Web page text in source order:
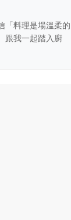
「料理是場溫柔的
跟我一起踏入廚